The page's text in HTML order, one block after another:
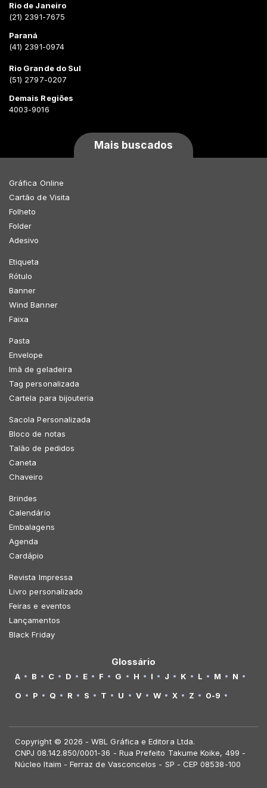
Rio de Janeiro
(21) 2391-7675
Paraná
(41) 2391-0974
Rio Grande do Sul
(51) 2797-0207
Demais Regiões
4003-9016
Mais buscados
Gráfica Online
Cartão de Visita
Folheto
Folder
Adesivo
Etiqueta
Rótulo
Banner
Wind Banner
Faixa
Pasta
Envelope
Imã de geladeira
Tag personalizada
Cartela para bijouteria
Sacola Personalizada
Bloco de notas
Talão de pedidos
Caneta
Chaveiro
Brindes
Calendário
Embalagens
Agenda
Cardápio
Revista Impressa
Livro personalizado
Feiras e eventos
Lançamentos
Black Friday
Glossário
A B C D E F G H I J K L M
N
O
P Q R S T U V W X Z 0-9
Copyright © 2026 - WBL Gráfica e Editora Ltda.
CNPJ 08.142.850/0001-36 - Rua Prefeito Takume Koike, 499 -
Núcleo Itaim - Ferraz de Vasconcelos - SP - CEP 08538-100